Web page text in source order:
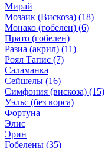
Мирай
Мозаик (Вискоза) (18)
Монако (гобелен) (6)
Прато (гобелен)
Разиа (акрил) (11)
Роял Тапис (7)
Саламанка
Сейшелы (16)
Симфония (вискоза) (15)
Уэльс (без ворса)
Фортуна
Элис
Эрин
Гобелены (35)